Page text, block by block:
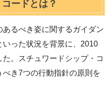
ードとは？
るべき姿に関するガイダン
った状況を背景に、2010
。スチュワードシップ・コ
き7つの行動指針の原則を